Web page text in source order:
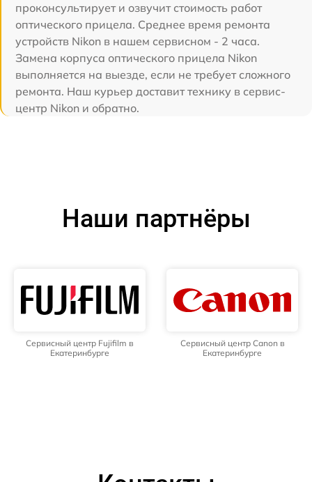
проконсультирует и озвучит стоимость работ
оптического прицела. Среднее время ремонта
устройств Nikon в нашем сервисном - 2 часа.
Замена корпуса оптического прицела Nikon
выполняется на выезде, если не требует сложного
ремонта. Наш курьер доставит технику в сервис-
центр Nikon и обратно.
Наши партнёры
Сервисный центр Fujifilm в
Екатеринбурге
Сервисный центр Canon в
Екатеринбурге